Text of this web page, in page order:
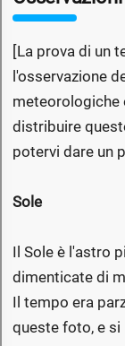
[La prova di un
l'osservazione
meteorologiche
distribuire
potervi dare un
Sole
Il Sole è l'astro
dimenticate di
Il tempo era
queste foto, e si